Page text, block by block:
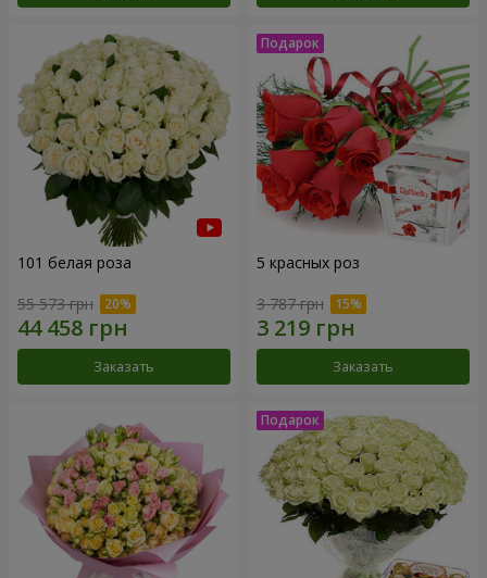
101 белая роза
55 573 грн
Заказать
5 красных роз
3 787 грн
Заказать